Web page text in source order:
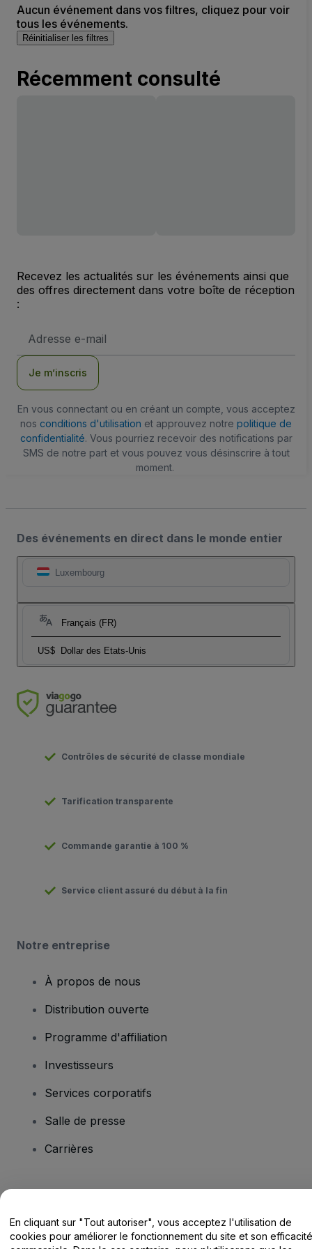
Aucun événement dans vos filtres, cliquez pour voir
tous les événements.
Réinitialiser les filtres
Récemment consulté
Recevez les actualités sur les événements ainsi que
des offres directement dans votre boîte de réception
:
e-
Je m’inscris
En vous connectant ou en créant un compte, vous acceptez
nos conditions d'utilisation et approuvez notre politique de
confidentialité. Vous pourriez recevoir des notifications par
SMS de notre part et vous pouvez vous désinscrire à tout
moment.
Des événements en direct dans le monde entier
Luxembourg
Français (FR)
US$ Dollar des Etats-Unis
Contrôles de sécurité de classe mondiale
Tarification transparente
Commande garantie à 100 %
Service client assuré du début à la fin
Notre entreprise
À propos de nous
Distribution ouverte
Programme d'affiliation
Investisseurs
Services corporatifs
Salle de presse
Carrières
Centre d'assistance / Nous contacter
En cliquant sur "Tout autoriser", vous acceptez l'utilisation de
cookies pour améliorer le fonctionnement du site et son efficacité